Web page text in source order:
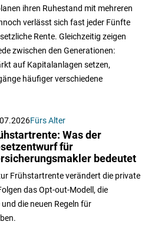
ihren Ruhestand mit mehreren
verlässt sich fast jeder Fünfte
Rente. Gleichzeitig zeigen
zwischen den Generationen:
auf Kapitalanlagen setzen,
häufiger verschiedene
Fürs Alter
Was der
für
bedeutet
Frühstartrente verändert die private
das Opt-out-Modell, die
die neuen Regeln für